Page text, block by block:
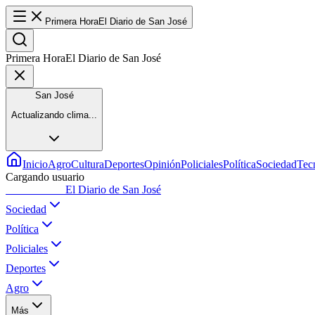
Primera HoraEl Diario de San José
Primera HoraEl Diario de San José
San José
Actualizando clima...
InicioAgroCulturaDeportesOpiniónPolicialesPolíticaSociedad
Cargando usuario
El Diario de San José
Sociedad
Política
Policiales
Deportes
Agro
Más